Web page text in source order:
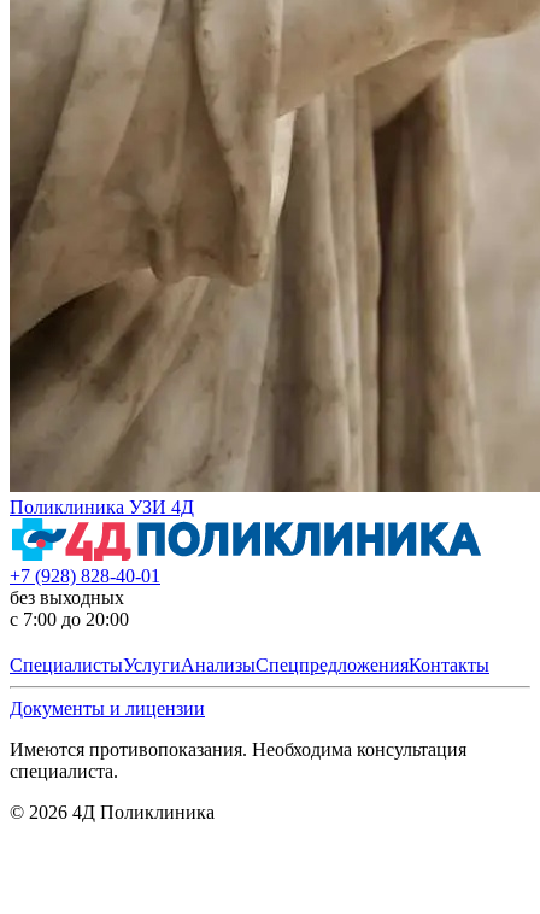
Поликлиника УЗИ 4Д
+7 (928) 828-40-01
без выходных
с 7:00 до 20:00
СпециалистыУслугиАнализыСпецпредложенияКонтакты
Документы и лицензии
Имеются противопоказания. Необходима консультация
специалиста.
© 2026 4Д Поликлиника